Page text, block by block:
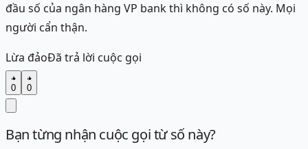
đầu số của ngân hàng VP bank thì không có số này. Mọi
người cẩn thận.
Lừa đảoĐã trả lời cuộc gọi
0 0
Bạn từng nhận cuộc gọi từ số này?